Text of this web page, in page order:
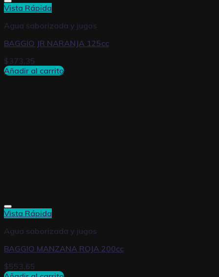
Vista Rápida
Agua saborizada y jugos
BAGGIO JR NARANJA 125cc
$373,35
Añadir al carrito
Vista Rápida
Agua saborizada y jugos
BAGGIO MANZANA ROJA 200cc
$553,65